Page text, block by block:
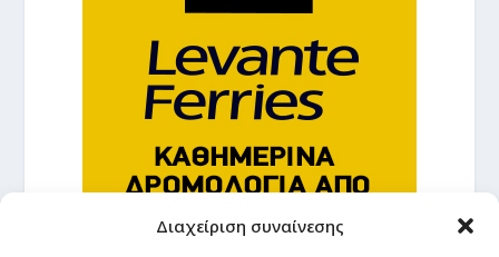
Διαχείριση συναίνεσης